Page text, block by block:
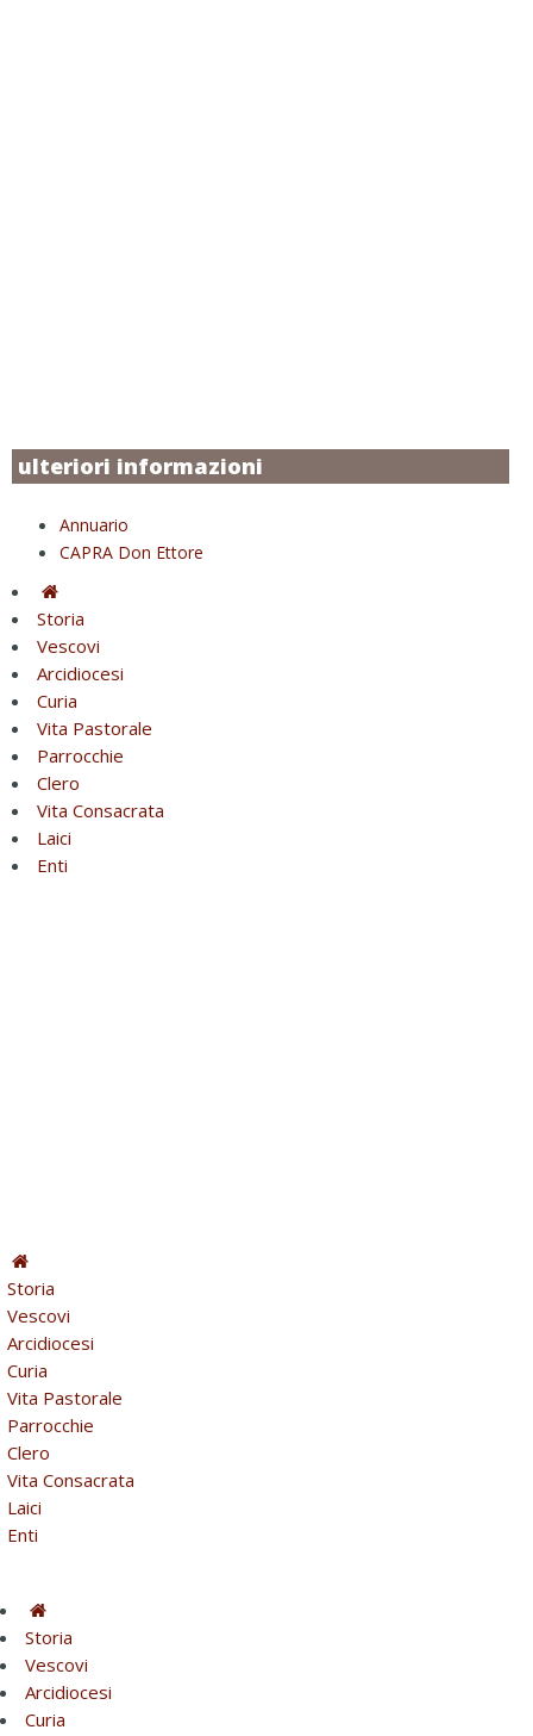
ulteriori informazioni
Annuario
CAPRA Don Ettore
Storia
Vescovi
Arcidiocesi
Curia
Vita Pastorale
Parrocchie
Clero
Vita Consacrata
Laici
Enti
Storia
Vescovi
Arcidiocesi
Curia
Vita Pastorale
Parrocchie
Clero
Vita Consacrata
Laici
Enti
Storia
Vescovi
Arcidiocesi
Curia